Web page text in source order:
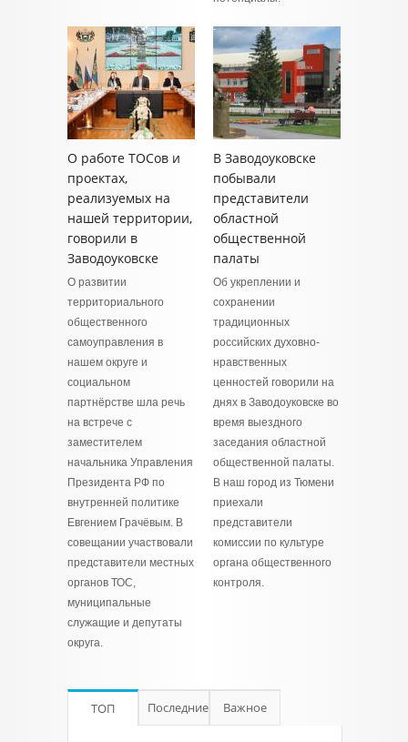
О работе ТОСов и
проектах,
реализуемых на
нашей территории,
говорили в
Заводоуковске
О развитии
территориального
общественного
самоуправления в
нашем округе и
социальном
партнёрстве шла речь
на встрече с
заместителем
начальника Управления
Президента РФ по
внутренней политике
Евгением Грачёвым. В
совещании участвовали
представители местных
органов ТОС,
муниципальные
служащие и депутаты
округа.
В Заводоуковске
побывали
представители
областной
общественной
палаты
Об укреплении и
сохранении
традиционных
российских духовно-
нравственных
ценностей говорили на
днях в Заводоуковске во
время выездного
заседания областной
общественной палаты.
В наш город из Тюмени
приехали
представители
комиссии по культуре
органа общественного
контроля.
ТОП Последние Важное